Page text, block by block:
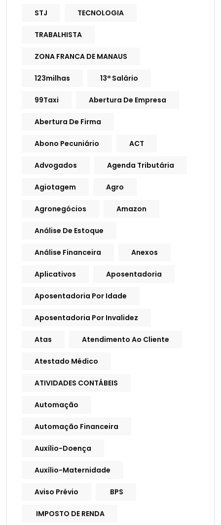
STJ TECNOLOGIA
TRABALHISTA
ZONA FRANCA DE MANAUS
123milhas 13ª Salário
99Taxi Abertura De Empresa
Abertura De Firma
Abono Pecuniário ACT
Advogados Agenda Tributária
Agiotagem Agro
Agronegócios Amazon
Análise De Estoque
Análise Financeira Anexos
Aplicativos Aposentadoria
Aposentadoria Por Idade
Aposentadoria Por Invalidez
Atas Atendimento Ao Cliente
Atestado Médico
ATIVIDADES CONTÁBEIS
Automação
Automação Financeira
Auxílio-Doença
Auxílio-Maternidade
Aviso Prévio BPS
IMPOSTO DE RENDA